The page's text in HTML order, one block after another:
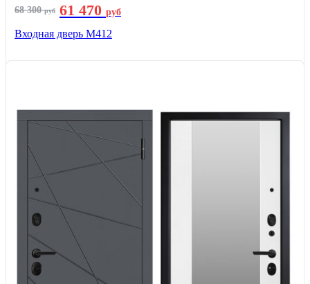
68 300руб 61 470 руб
Входная дверь М412